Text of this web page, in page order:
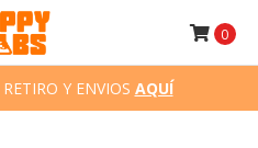
Y ENVIOS AQUÍ
0